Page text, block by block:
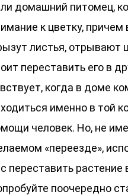
домашний питомец,
к цветку,
листья, отрывают
переставить его в
когда в доме
именно в той
человек. Но, не
«переезде»,
переставить
поочередно